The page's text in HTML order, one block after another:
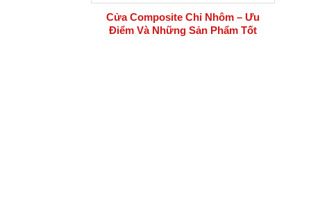
Cửa Composite Chỉ Nhôm – Ưu
Điểm Và Những Sản Phẩm Tốt